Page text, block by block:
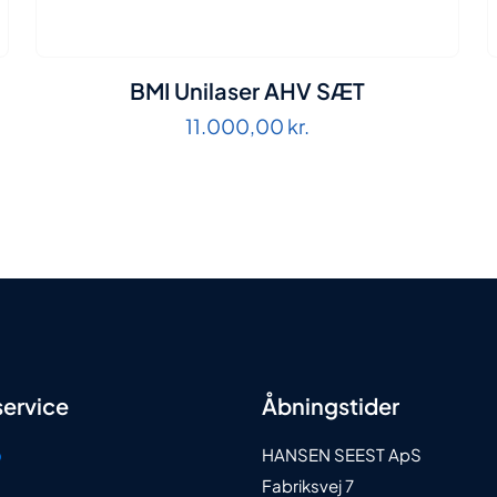
BMI Unilaser AHV SÆT
11.000,00 kr.
Åbningstider
HANSEN SEEST ApS
Fabriksvej 7